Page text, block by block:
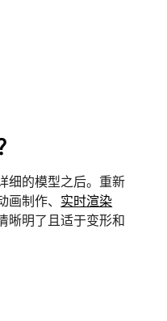
细的模型之后。重新
制作、 实时渲染
晰明了且适于变形和